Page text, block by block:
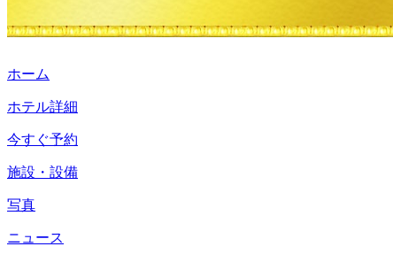
ホーム
ホテル詳細
今すぐ予約
施設・設備
写真
ニュース